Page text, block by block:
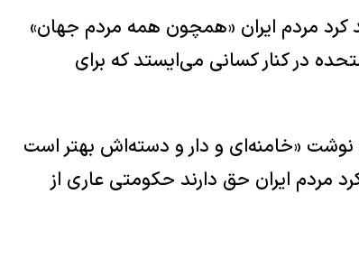
کرد مردم ایران «همچون همه مردم جهان»
در کنار کسانی می‌ایستد که برای
نوشت «خامنه‌ای و دار و دسته‌اش بهتر است
مردم ایران حق دارند حکومتی عاری از